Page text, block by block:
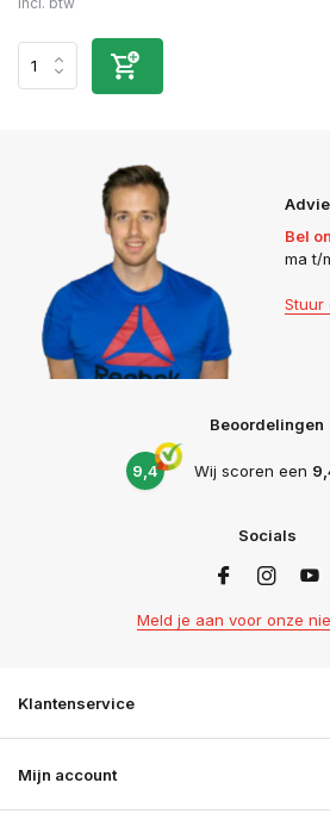
Bel
ma t/
Stuur
Beoordelingen
9,4 Wij scoren een
Socials
Meld je aan voor onze
Klantenservice
Mijn account